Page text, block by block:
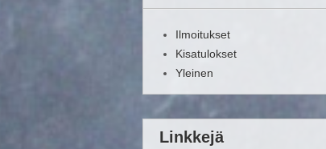
Ilmoitukset
Kisatulokset
Yleinen
Linkkejä